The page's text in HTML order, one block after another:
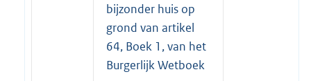
bijzonder huis op
grond van artikel
64, Boek 1, van het
Burgerlijk Wetboek